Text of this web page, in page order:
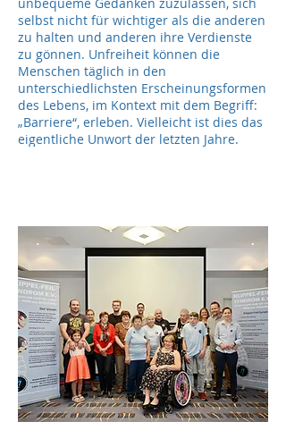
selbst nicht für wichtiger als die anderen
zu halten und anderen ihre Verdienste
zu gönnen. Unfreiheit können die
Menschen täglich in den
unterschiedlichsten Erscheinungsformen
des Lebens, im Kontext mit dem Begriff:
„Barriere“, erleben. Vielleicht ist dies das
eigentliche Unwort der letzten Jahre.